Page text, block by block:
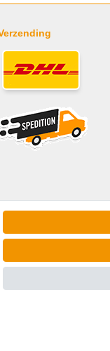
voor leveringen in Nederland!